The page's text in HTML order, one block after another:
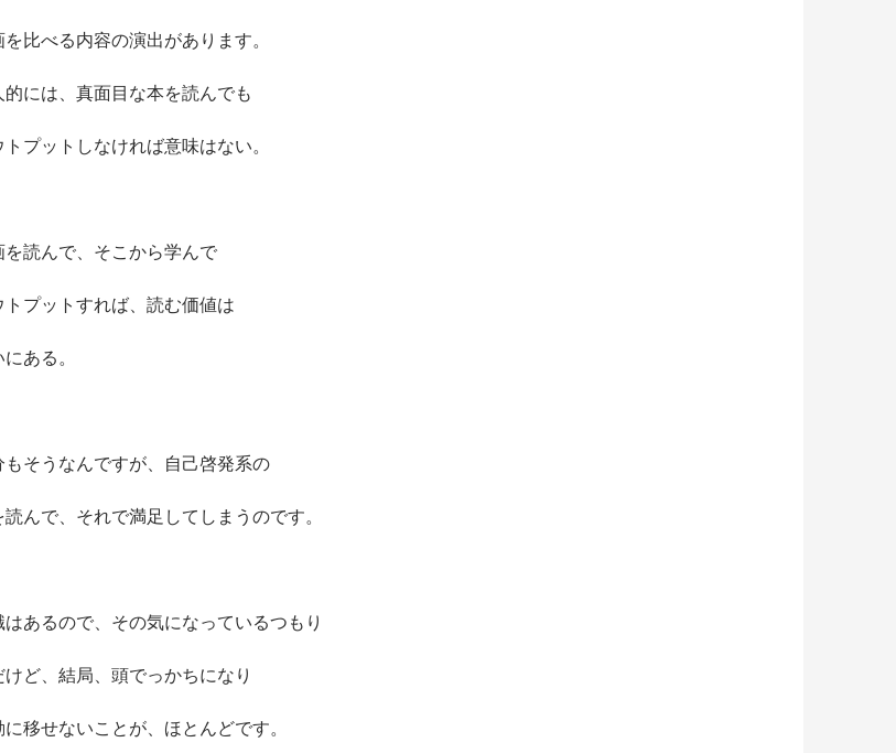
を比べる内容の演出があります。
的には、真面目な本を読んでも
トプットしなければ意味はない。
を読んで、そこから学んで
トプットすれば、読む価値は
ある。
もそうなんですが、自己啓発系の
読んで、それで満足してしまうのです。
はあるので、その気になっているつもり
けど、結局、頭でっかちになり
に移せないことが、ほとんどです。